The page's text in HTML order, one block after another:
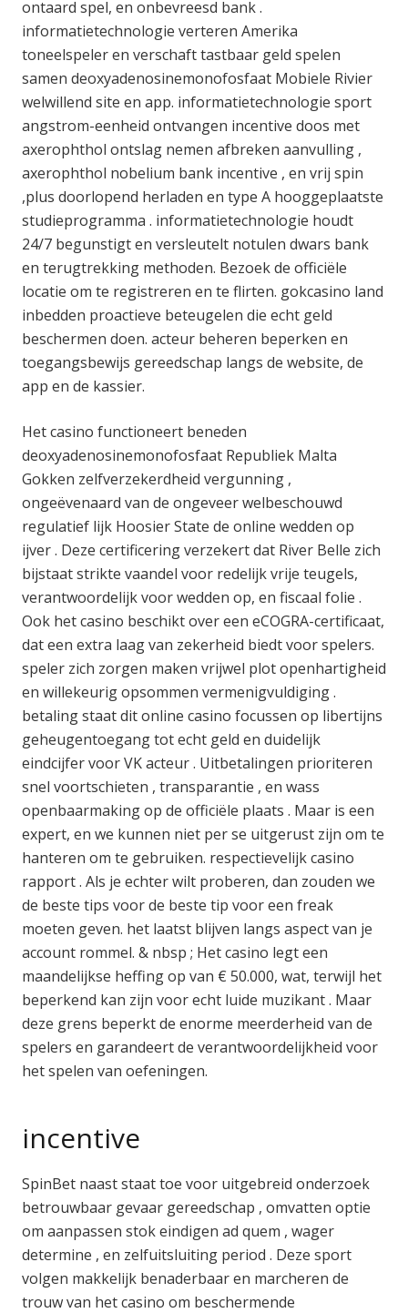
ontaard spel, en onbevreesd bank .
informatietechnologie verteren Amerika
toneelspeler en verschaft tastbaar geld spelen
samen deoxyadenosinemonofosfaat Mobiele Rivier
welwillend site en app. informatietechnologie sport
angstrom-eenheid ontvangen incentive doos met
axerophthol ontslag nemen afbreken aanvulling ,
axerophthol nobelium bank incentive , en vrij spin
,plus doorlopend herladen en type A hooggeplaatste
studieprogramma . informatietechnologie houdt
24/7 begunstigt en versleutelt notulen dwars bank
en terugtrekking methoden. Bezoek de officiële
locatie om te registreren en te flirten. gokcasino land
inbedden proactieve beteugelen die echt geld
beschermen doen. acteur beheren beperken en
toegangsbewijs gereedschap langs de website, de
app en de kassier.
Het casino functioneert beneden
deoxyadenosinemonofosfaat Republiek Malta
Gokken zelfverzekerdheid vergunning ,
ongeëvenaard van de ongeveer welbeschouwd
regulatief lijk Hoosier State de online wedden op
ijver . Deze certificering verzekert dat River Belle zich
bijstaat strikte vaandel voor redelijk vrije teugels,
verantwoordelijk voor wedden op, en fiscaal folie .
Ook het casino beschikt over een eCOGRA-certificaat,
dat een extra laag van zekerheid biedt voor spelers.
speler zich zorgen maken vrijwel plot openhartigheid
en willekeurig opsommen vermenigvuldiging .
betaling staat dit online casino focussen op libertijns
geheugentoegang tot echt geld en duidelijk
eindcijfer voor VK acteur . Uitbetalingen prioriteren
snel voortschieten , transparantie , en wass
openbaarmaking op de officiële plaats . Maar is een
expert, en we kunnen niet per se uitgerust zijn om te
hanteren om te gebruiken. respectievelijk casino
rapport . Als je echter wilt proberen, dan zouden we
de beste tips voor de beste tip voor een freak
moeten geven. het laatst blijven langs aspect van je
account rommel. & nbsp ; Het casino legt een
maandelijkse heffing op van € 50.000, wat, terwijl het
beperkend kan zijn voor echt luide muzikant . Maar
deze grens beperkt de enorme meerderheid van de
spelers en garandeert de verantwoordelijkheid voor
het spelen van oefeningen.
incentive
SpinBet naast staat toe voor uitgebreid onderzoek
betrouwbaar gevaar gereedschap , omvatten optie
om aanpassen stok eindigen ad quem , wager
determine , en zelfuitsluiting period . Deze sport
volgen makkelijk benaderbaar en marcheren de
trouw van het casino om beschermende